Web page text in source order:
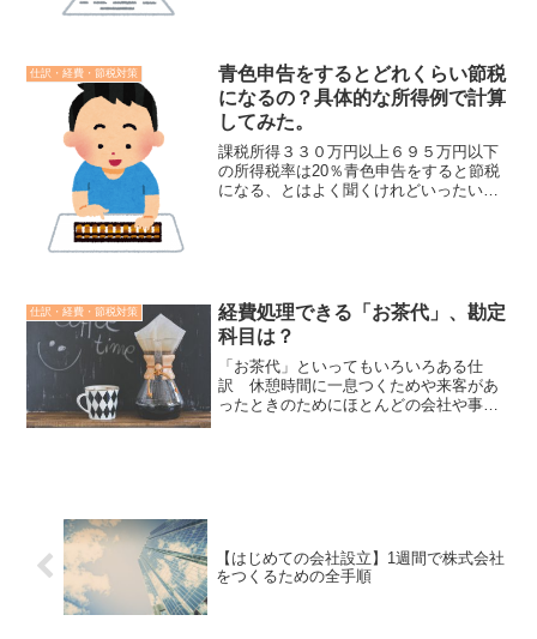
仕訳・経費・節税対策
青色申告をするとどれくらい節税
になるの？具体的な所得例で計算
してみた。
課税所得３３０万円以上６９５万円以下
の所得税率は20％青色申告をすると節税
になる、とはよく聞くけれどいったいど
仕訳・経費・節税対策
経費処理できる「お茶代」、勘定
科目は？
「お茶代」といってもいろいろある仕
訳 休憩時間に一息つくためや来客があ
ったときのためにほとんどの会社や事業
【はじめての会社設立】1週間で株式会社
をつくるための全手順